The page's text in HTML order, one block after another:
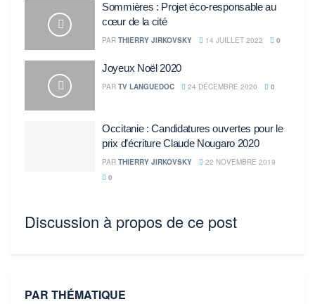
Sommières : Projet éco-responsable au
cœur de la cité
PAR THIERRY JIRKOVSKY 14 JUILLET 2022 0
Joyeux Noël 2020
PAR TV LANGUEDOC 24 DÉCEMBRE 2020 0
Occitanie : Candidatures ouvertes pour le
prix d’écriture Claude Nougaro 2020
PAR THIERRY JIRKOVSKY
22 NOVEMBRE 2019
0
Discussion à propos de ce post
PAR THÉMATIQUE